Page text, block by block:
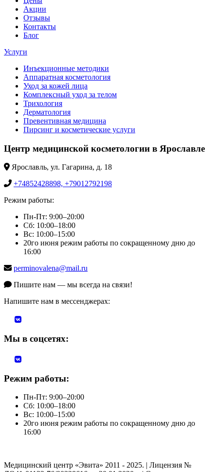
Акции
Отзывы
Контакты
Блог
Услуги
Инъекционные методики
Аппаратная косметология
Уход за кожей лица
Комплексный уход за телом
Трихология
Дерматология
Превентивная медицина
Пирсинг и косметические услуги
Центр медицинской косметологии в Ярославле
Ярославль, ул. Гагарина, д. 18
+74852428898, +79012792198
Режим работы:
Пн-Пт: 9:00–20:00
Сб: 10:00–18:00
Вс: 10:00–15:00
20го июня режим работы по сокращенному дню до
16:00
perminovalena@mail.ru
Пишите нам — мы всегда на связи!
Напишите нам в мессенджерах:
Мы в соцсетях:
Режим работы:
Пн-Пт: 9:00–20:00
Сб: 10:00–18:00
Вс: 10:00–15:00
20го июня режим работы по сокращенному дню до
16:00
Медицинский центр «Эвита» 2011 - 2025. | Лицензия №